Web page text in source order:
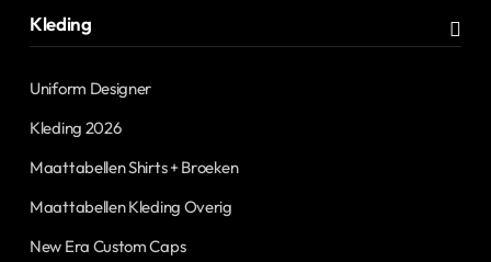
Kleding
Uniform Designer
Kleding 2026
Maattabellen Shirts + Broeken
Maattabellen Kleding Overig
New Era Custom Caps